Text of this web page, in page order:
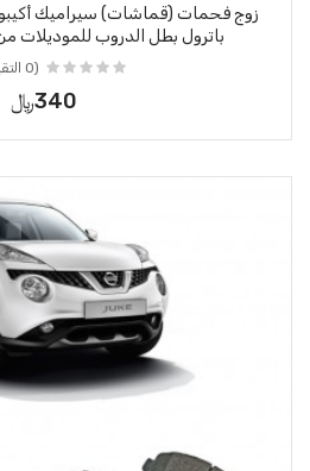
زوج فحمات (قماشات) سيراميك
باترول بطل الدروب للموديلات من 2010 و حتى
(0 التقييمات)
340﷼